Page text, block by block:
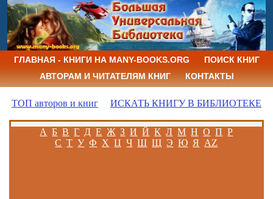
ГЛАВНАЯ - КНИГИ НА MANY-BOOKS.ORG
ПОИСК КНИГ
АВТОРАМ И ЧИТАТЕЛЯМ КНИГ
КОНТАКТЫ
ТОП авторов и книг ИСКАТЬ КНИГУ В БИБЛИОТЕКЕ
А Б В Г Д Е Ж З И Й К Л М Н О П Р
С Т У Ф Х Ц Ч Ш Щ Э Ю Я AZ